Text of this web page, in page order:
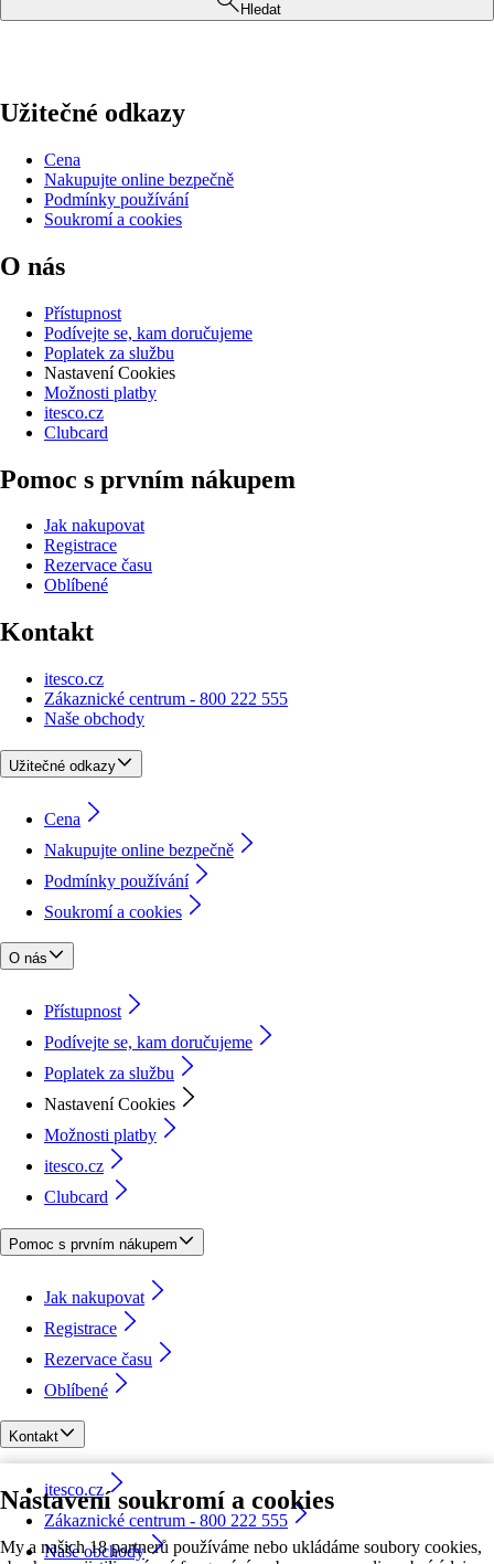
Nastavení soukromí a cookies
My a našich 18 partnerů používáme nebo ukládáme soubory cookies,
Hledat
Užitečné odkazy
Cena
Nakupujte online bezpečně
Podmínky používání
Soukromí a cookies
O nás
Přístupnost
Podívejte se, kam doručujeme
Poplatek za službu
Nastavení Cookies
Možnosti platby
itesco.cz
Clubcard
Pomoc s prvním nákupem
Jak nakupovat
Registrace
Rezervace času
Oblíbené
Kontakt
itesco.cz
Zákaznické centrum - 800 222 555
Naše obchody
Užitečné odkazy
Cena
Nakupujte online bezpečně
Podmínky používání
Soukromí a cookies
O nás
Přístupnost
Podívejte se, kam doručujeme
Poplatek za službu
Nastavení Cookies
Možnosti platby
itesco.cz
Clubcard
Pomoc s prvním nákupem
Jak nakupovat
Registrace
Rezervace času
Oblíbené
Kontakt
itesco.cz
Zákaznické centrum - 800 222 555
Naše obchody